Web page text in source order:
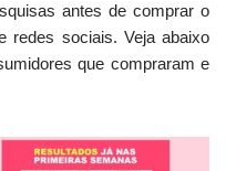
antes de comprar o
redes sociais. Veja abaixo
que compraram e